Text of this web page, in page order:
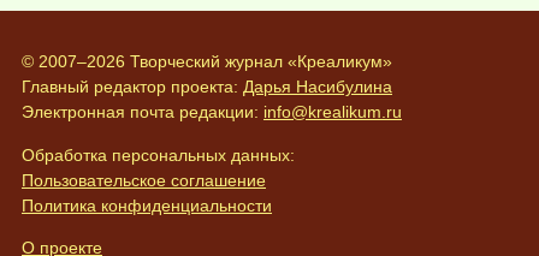
© 2007–2026 Творческий журнал «Креаликум»
Главный редактор проекта: Дарья Насибулина
Электронная почта редакции: info@krealikum.ru
Обработка персональных данных:
Пользовательское соглашение
Политика конфиденциальности
О проекте